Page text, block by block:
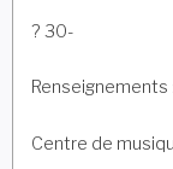
? 30-
Renseignements :
Centre de